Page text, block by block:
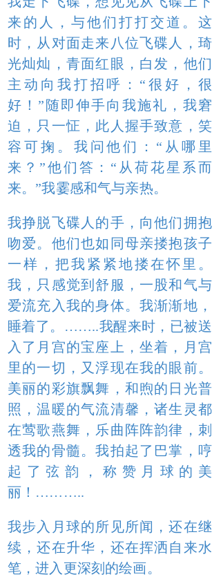
来的人，与他们打打交道。这
时，从对面走来八位飞碟人，琦
光灿灿，青面红眼，白发，他们
主动向我打招呼：“很好，很
好！”随即伸手向我施礼，我窘
迫，只一怔，此人握手致意，笑
容可掬。我问他们：“从哪里
来？”他们答：“从荷花星系而
来。”我霎感和气与亲热。
我挣脱飞碟人的手，向他们拥抱
吻爱。他们也如同母亲搂抱孩子
一样，把我紧紧地搂在怀里。
我，只感觉到舒服，一股和气与
爱流充入我的身体。我渐渐地，
睡着了。……..我醒来时，已被送
入了月宫的宝座上，坐着，月宫
里的一切，又浮现在我的眼前。
美丽的彩旗飘舞，和煦的日光普
照，温暖的气流清馨，诸生灵都
在莺歌燕舞，乐曲阵阵韵律，刺
透我的骨髓。我拍起了巴掌，哼
起了弦韵，称赞月球的美
丽！………..
我步入月球的所见所闻，还在继
续，还在升华，还在挥洒自来水
笔，进入更深刻的绘画。